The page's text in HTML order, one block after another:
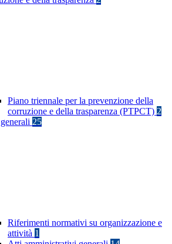
Piano triennale per la prevenzione della
corruzione e della trasparenza (PTPCT) 2
25
Riferimenti normativi su organizzazione e
attività 1